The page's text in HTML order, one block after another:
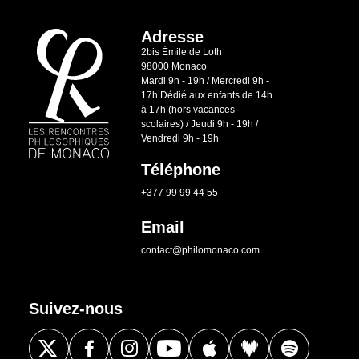
Adresse
2bis Émile de Loth
98000 Monaco
Mardi 9h - 19h / Mercredi 9h -
17h Dédié aux enfants de 14h
à 17h (hors vacances
scolaires) / Jeudi 9h - 19h /
Vendredi 9h - 19h
Téléphone
+377 99 99 44 55
Email
contact@philomonaco.com
Suivez-nous